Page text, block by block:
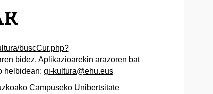
buscCur.php?
bidez. Aplikazioarekin arazoren bat
helbidean: gi-kultura@ehu.eus
Campuseko Unibertsitate